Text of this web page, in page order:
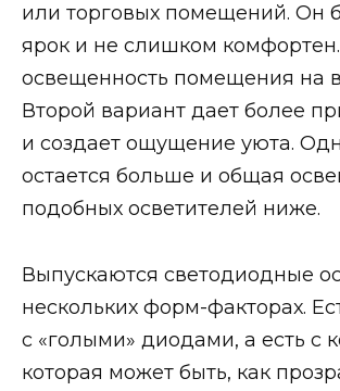
или торговых помещений. Он
ярок и не слишком комфортен.
освещенность помещения на
Второй вариант дает более
и создает ощущение уюта.
остается больше и общая
подобных осветителей ниже.
Выпускаются светодиодные
нескольких форм-факторах.
с «голыми» диодами, а есть с
которая может быть, как